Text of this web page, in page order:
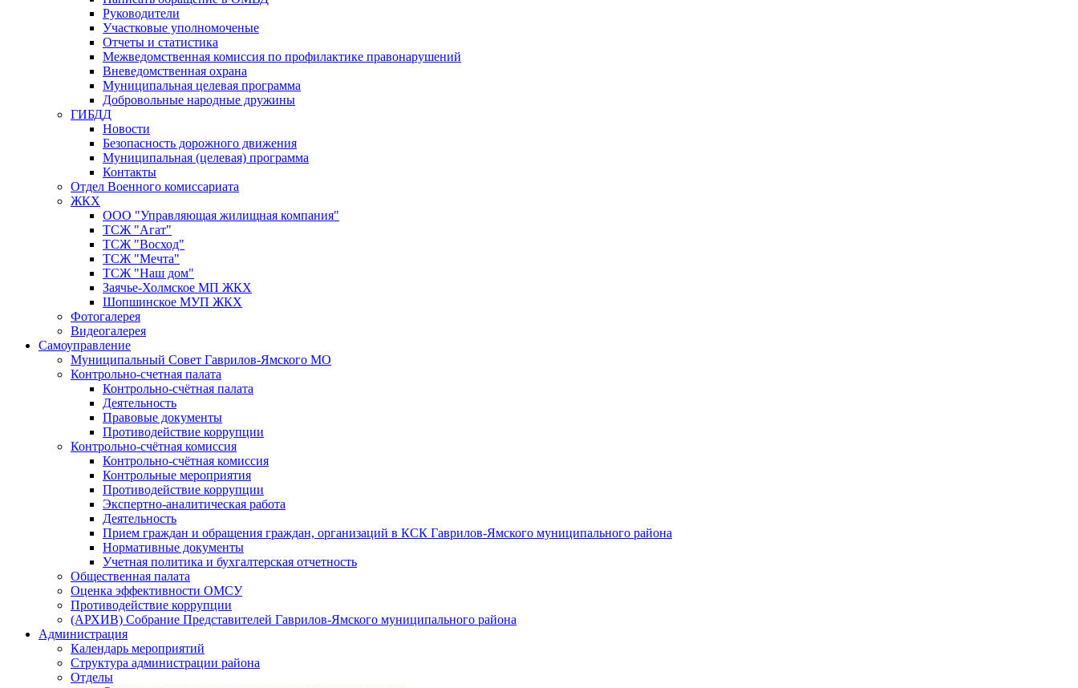
Руководители
Участковые уполномоченые
Отчеты и статистика
Межведомственная комиссия по профилактике правонарушений
Вневедомственная охрана
Муниципальная целевая программа
Добровольные народные дружины
ГИБДД
Новости
Безопасность дорожного движения
Муниципальная (целевая) программа
Контакты
Отдел Военного комиссариата
ЖКХ
ООО "Управляющая жилищная компания"
ТСЖ "Агат"
ТСЖ "Восход"
ТСЖ "Мечта"
ТСЖ "Наш дом"
Заячье-Холмское МП ЖКХ
Шопшинское МУП ЖКХ
Фотогалерея
Видеогалерея
Самоуправление
Муниципальный Совет Гаврилов-Ямского МО
Контрольно-счетная палата
Контрольно-счётная палата
Деятельность
Правовые документы
Противодействие коррупции
Контрольно-счётная комиссия
Контрольно-счётная комиссия
Контрольные мероприятия
Противодействие коррупции
Экспертно-аналитическая работа
Деятельность
Прием граждан и обращения граждан, организаций в КСК Гаврилов-Ямского муниципального района
Нормативные документы
Учетная политика и бухгалтерская отчетность
Общественная палата
Оценка эффективности ОМСУ
Противодействие коррупции
(АРХИВ) Собрание Представителей Гаврилов-Ямского муниципального района
Администрация
Календарь мероприятий
Структура администрации района
Отделы